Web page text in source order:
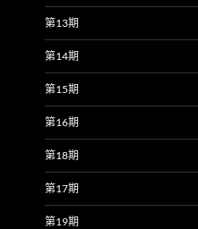
第13期
第14期
第15期
第16期
第18期
第17期
第19期